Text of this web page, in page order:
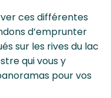
ces différentes
d’emprunter
sur les rives du lac
qui vous y
pour vos